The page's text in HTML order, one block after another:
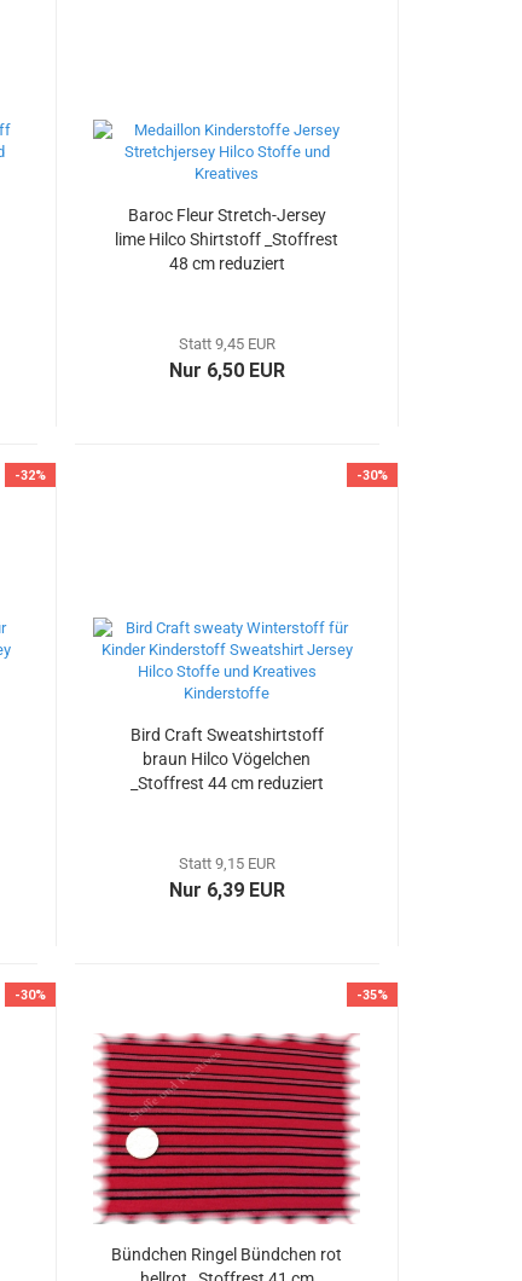
Baroc Fleur Stretch-Jersey
lime Hilco Shirtstoff _Stoffrest
48 cm reduziert
Statt 9,45 EUR
Nur 6,50 EUR
-32% -30%
Bird Craft Sweatshirtstoff
braun Hilco Vögelchen
_Stoffrest 44 cm reduziert
Statt 9,15 EUR
Nur 6,39 EUR
-30% -35%
Bündchen Ringel Bündchen rot